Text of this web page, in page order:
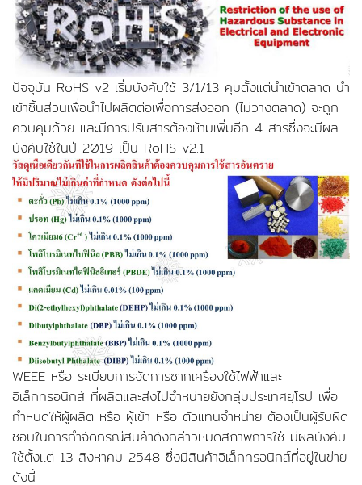
ปัจจุบัน RoHS v2 เริ่มบังคับใช้ 3/1/13 คุมตั้งแต่นำเข้าตลาด นำ
เข้าชิ้นส่วนเพื่อนำไปผลิตต่อเพื่อการส่งออก (ไม่วางตลาด) จะถูก
ควบคุมด้วย และมีการปรับสารต้องห้ามเพิ่มอีก 4 สารซึ่งจะมีผล
บังคับใช้ในปี 2019 เป็น RoHS v2.1
WEEE หรือ ระเบียบการจัดการซากเครื่องใช้ไฟฟ้าและ
อิเล็กทรอนิกส์ ที่ผลิตและส่งไปจำหน่ายยังกลุ่มประเทศยุโรป เพื่อ
กำหนดให้ผู้ผลิต หรือ ผู้เข้า หรือ ตัวแทนจำหน่าย ต้องเป็นผู้รับผิด
ชอบในการกำจัดกรณีสินค้าดังกล่าวหมดสภาพการใช้ มีผลบังคับ
ใช้ตั้งแต่ 13 สิงหาคม 2548 ซึ่งมีสินค้าอิเล็กทรอนิกส์ที่อยู่ในข่าย
ดังนี้